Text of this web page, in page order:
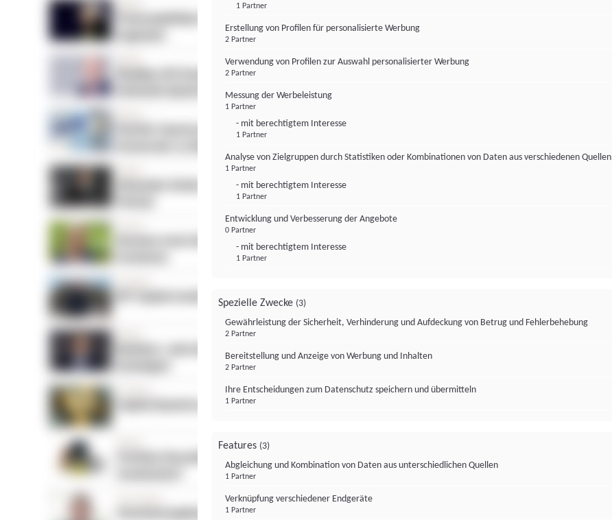
1 Partner
Erstellung von Profilen für personalisierte Werbung
2 Partner
Verwendung von Profilen zur Auswahl personalisierter Werbung
2 Partner
Messung der Werbeleistung
1 Partner
- mit berechtigtem Interesse
1 Partner
Analyse von Zielgruppen durch Statistiken oder Kombinationen von Daten aus verschiedenen Quellen
1 Partner
- mit berechtigtem Interesse
1 Partner
Entwicklung und Verbesserung der Angebote
0 Partner
- mit berechtigtem Interesse
1 Partner
Spezielle Zwecke (3)
Gewährleistung der Sicherheit, Verhinderung und Aufdeckung von Betrug und Fehlerbehebung
2 Partner
Bereitstellung und Anzeige von Werbung und Inhalten
2 Partner
Ihre Entscheidungen zum Datenschutz speichern und übermitteln
1 Partner
Features (3)
Abgleichung und Kombination von Daten aus unterschiedlichen Quellen
1 Partner
Verknüpfung verschiedener Endgeräte
1 Partner